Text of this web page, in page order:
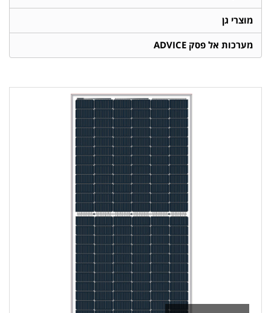
מוצרי גן
מערכות אל פסק ADVICE